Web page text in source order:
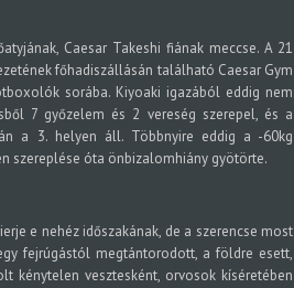
Caesar Takeshi fiának meccse. A 21
főhadiszállásán található Caesar Gym
sorába. Kiyoaki igazából eddig nem
7 győzelem és 2 vereség szerepel, és a
a 3. helyen áll. Többnyire eddig a -60kg
szereplése óta önbizalomhiány gyötörte.
e nehéz időszakának, de a szerencse most
fejrúgástól megtántorodott, a földre esett,
vesztesként, orvosok kíséretében